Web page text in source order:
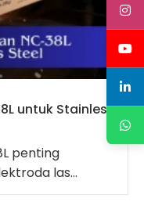
untuk Stainless
penting
las...